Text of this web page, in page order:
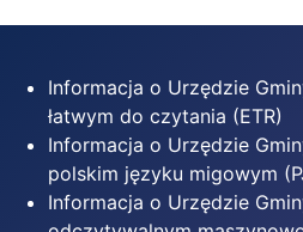
Informacja o Urzędzie
łatwym do czytania (ETR)
Informacja o Urzędzie
polskim języku migowym
Informacja o Urzędzie